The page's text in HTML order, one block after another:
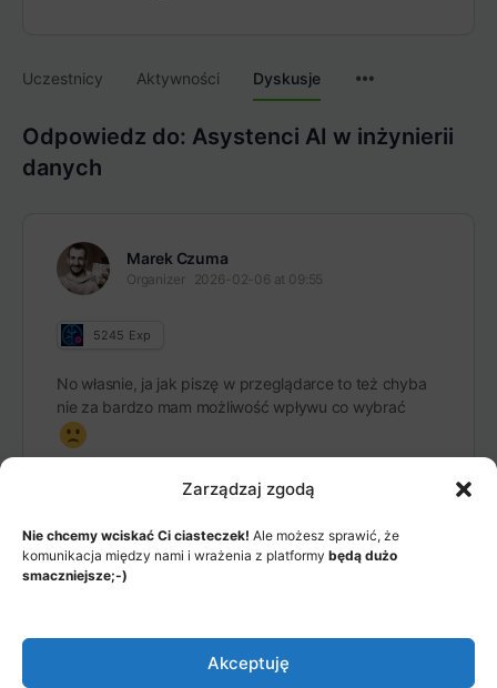
Zarządzaj zgodą
Nie chcemy wciskać Ci ciasteczek! Ale możesz sprawić, że
komunikacja między nami i wrażenia z platformy będą dużo
smaczniejsze;-)
Akceptuję
Uczestnicy Aktywności Dyskusje
Odpowiedz do: Asystenci AI w inżynierii
danych
Marek Czuma
Organizer 2026-02-06 at 09:55
5245 Exp
No własnie, ja jak piszę w przeglądarce to też chyba
nie za bardzo mam możliwość wpływu co wybrać
MENU